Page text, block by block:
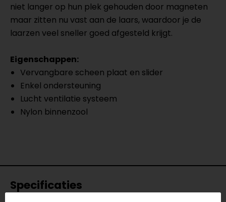
niet langer op hun plek gehouden door magneten
maar zitten nu vast aan de laars, waardoor je de
laarzen veel sneller goed afgesteld krijgt.
Eigenschappen:
Vervangbare scheen plaat en slider
Enkel ondersteuning
Lucht ventilatie systeem
Nylon binnenzool
Specificaties